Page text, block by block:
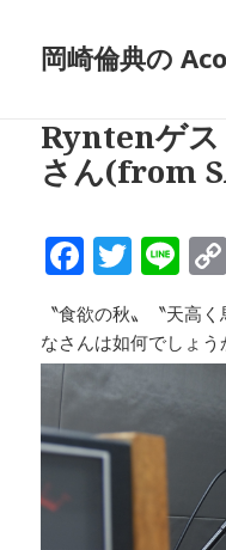
岡崎倫典の
Ryntenゲス
さん(from
F
a
c
e
b
o
k
T
w
it
te
r
Li
n
e
〝食欲の秋〟〝天高
なさんは如何でしょ